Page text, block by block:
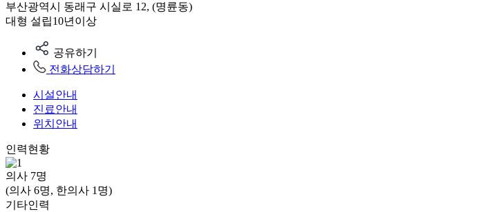
부산광역시 동래구 시실로 12, (명륜동)
대형 설립10년이상
공유하기
전화상담하기
시설안내
진료안내
위치안내
인력현황
의사 7명
(의사 6명, 한의사 1명)
기타인력